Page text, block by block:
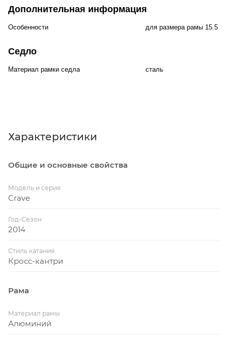
Дополнительная информация
Особенности для размера рамы 15.5
Седло
Материал рамки седла сталь
Характеристики
Общие и основные свойства
Модель и серия
Crave
Год-Сезон
2014
Стиль катания
Кросс-кантри
Рама
Материал рамы
Алюминий